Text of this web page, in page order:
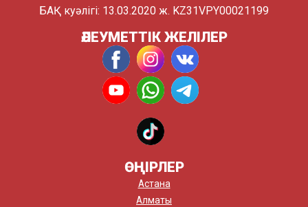
БАҚ куәлігі: 13.03.2020 ж. KZ31VPY00021199
ӘЛЕУМЕТТІК ЖЕЛІЛЕР
ӨҢІРЛЕР
Астана
Алматы